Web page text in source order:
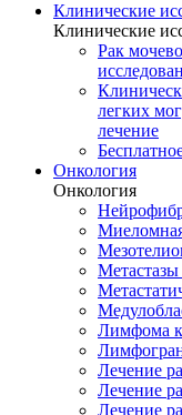
Клинические
Клинические
Рак
легких
лечение
Онкология
Онкология
Лимфома
Лечение
Лечение
Лечение